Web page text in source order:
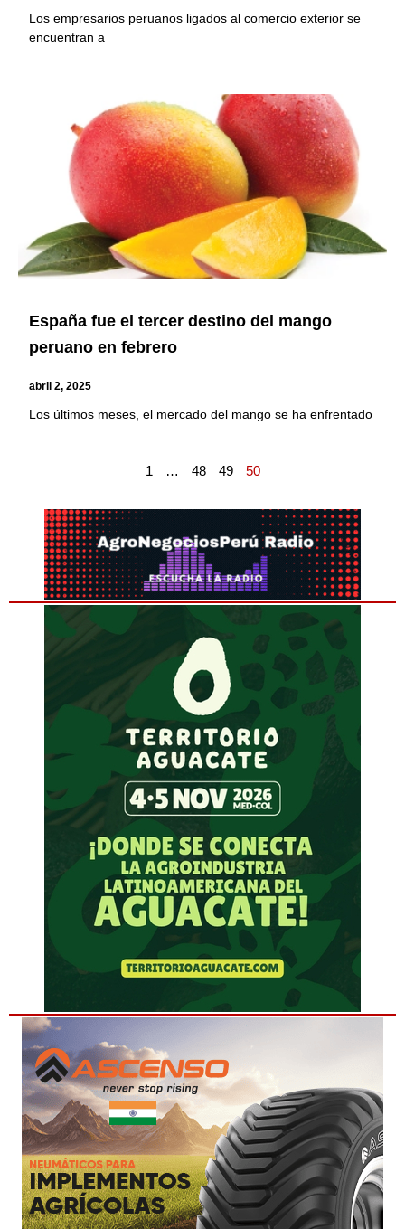
Los empresarios peruanos ligados al comercio exterior se
encuentran a
España fue el tercer destino del mango
peruano en febrero
abril 2, 2025
Los últimos meses, el mercado del mango se ha enfrentado
1 … 48 49 50